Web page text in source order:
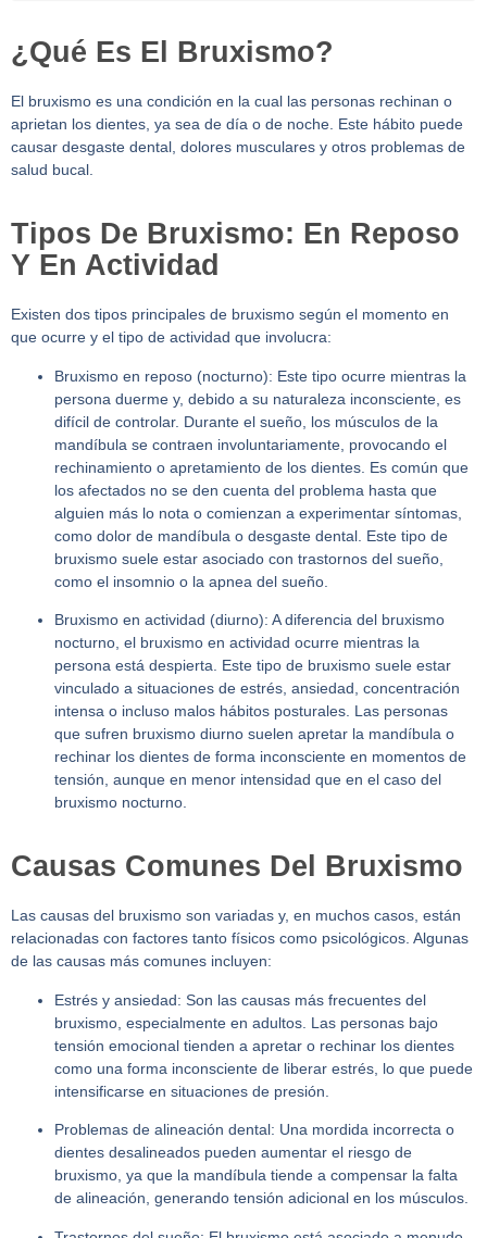
¿Qué Es El Bruxismo?
El bruxismo es una condición en la cual las personas rechinan o
aprietan los dientes, ya sea de día o de noche. Este hábito puede
causar desgaste dental, dolores musculares y otros problemas de
salud bucal.
Tipos De Bruxismo: En Reposo
Y En Actividad
Existen dos tipos principales de bruxismo según el momento en
que ocurre y el tipo de actividad que involucra:
Bruxismo en reposo (nocturno): Este tipo ocurre mientras la
persona duerme y, debido a su naturaleza inconsciente, es
difícil de controlar. Durante el sueño, los músculos de la
mandíbula se contraen involuntariamente, provocando el
rechinamiento o apretamiento de los dientes. Es común que
los afectados no se den cuenta del problema hasta que
alguien más lo nota o comienzan a experimentar síntomas,
como dolor de mandíbula o desgaste dental. Este tipo de
bruxismo suele estar asociado con trastornos del sueño,
como el insomnio o la apnea del sueño.
Bruxismo en actividad (diurno): A diferencia del bruxismo
nocturno, el bruxismo en actividad ocurre mientras la
persona está despierta. Este tipo de bruxismo suele estar
vinculado a situaciones de estrés, ansiedad, concentración
intensa o incluso malos hábitos posturales. Las personas
que sufren bruxismo diurno suelen apretar la mandíbula o
rechinar los dientes de forma inconsciente en momentos de
tensión, aunque en menor intensidad que en el caso del
bruxismo nocturno.
Causas Comunes Del Bruxismo
Las causas del bruxismo son variadas y, en muchos casos, están
relacionadas con factores tanto físicos como psicológicos. Algunas
de las causas más comunes incluyen:
Estrés y ansiedad: Son las causas más frecuentes del
bruxismo, especialmente en adultos. Las personas bajo
tensión emocional tienden a apretar o rechinar los dientes
como una forma inconsciente de liberar estrés, lo que puede
intensificarse en situaciones de presión.
Problemas de alineación dental: Una mordida incorrecta o
dientes desalineados pueden aumentar el riesgo de
bruxismo, ya que la mandíbula tiende a compensar la falta
de alineación, generando tensión adicional en los músculos.